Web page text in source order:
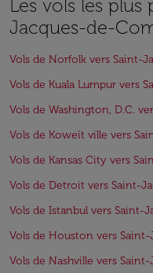
Les vols les plus
Jacques-de-
Vols de Norfolk vers Saint-
Vols de Kuala Lumpur vers
Vols de Washington, D.C.
Vols de Koweït ville vers
Vols de Kansas City vers
Vols de Detroit vers Saint-
Vols de Istanbul vers Saint-
Vols de Houston vers
Vols de Nashville vers